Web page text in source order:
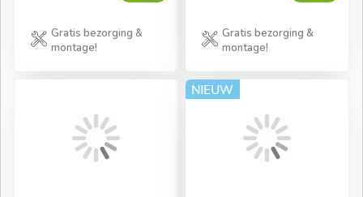
Gratis bezorging &
montage!
Gratis bezorging &
montage!